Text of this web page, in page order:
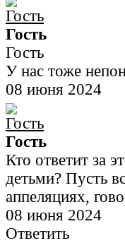
Гость
Гость
У нас тоже
08 июня 2024
Гость
Кто ответит за
детьми? Пусть
аппеляциях,
08 июня 2024
Ответить